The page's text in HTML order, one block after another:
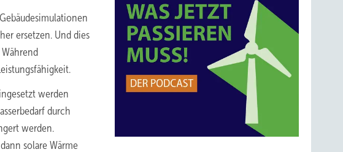
ersetzen. Und dies
werden
durch
werden.
solare Wärme